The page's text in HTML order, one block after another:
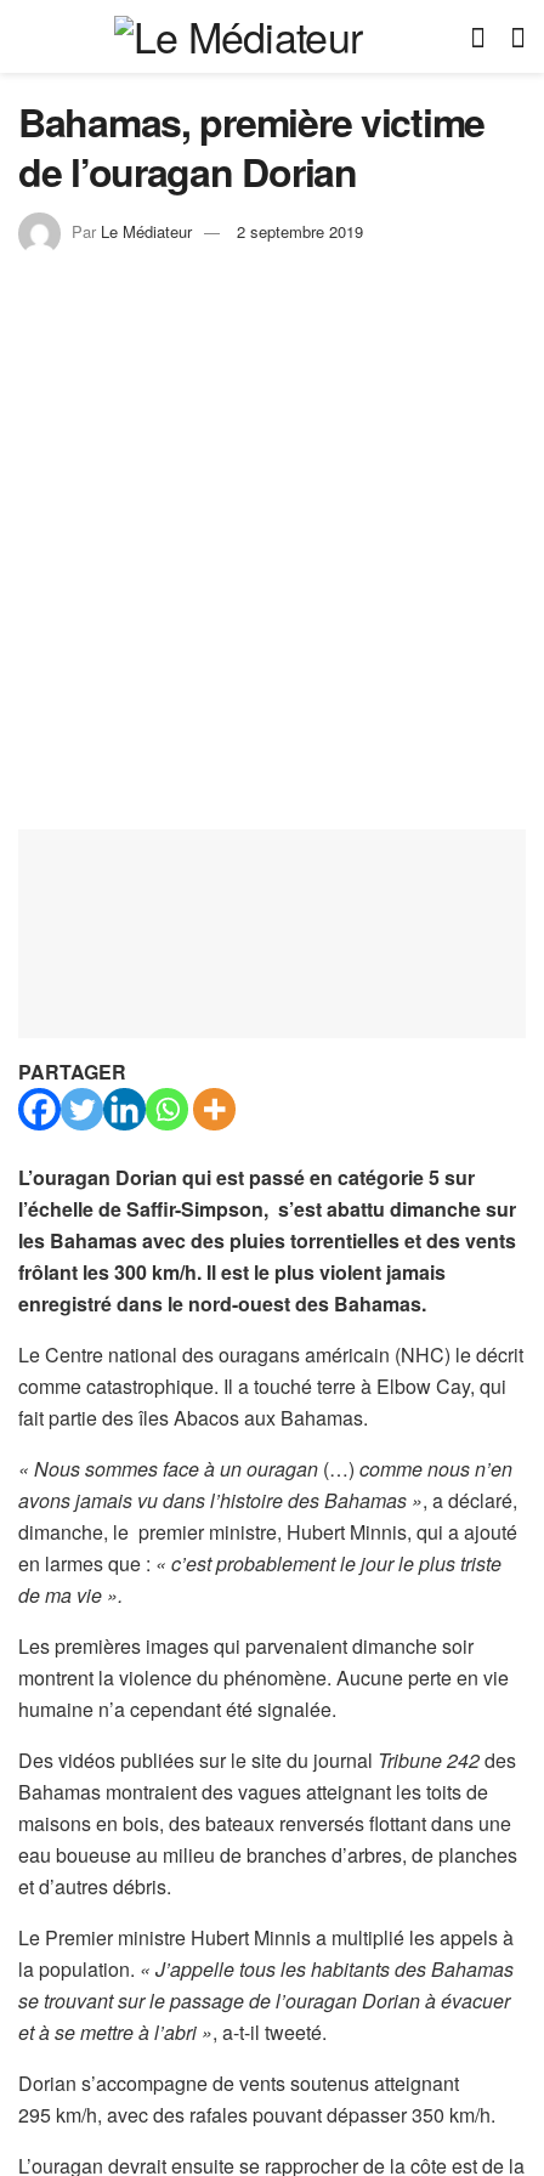
Bahamas, première victime
de l’ouragan Dorian
Par Le Médiateur 2 septembre 2019
PARTAGER
L’ouragan Dorian qui est passé en catégorie 5 sur
l’échelle de Saffir-Simpson, s’est abattu dimanche sur
les Bahamas avec des pluies torrentielles et des vents
frôlant les 300 km/h. Il est le plus violent jamais
enregistré dans le nord-ouest des Bahamas.
Le Centre national des ouragans américain (NHC) le décrit
comme catastrophique. Il a touché terre à Elbow Cay, qui
fait partie des îles Abacos aux Bahamas.
« Nous sommes face à un ouragan (…) comme nous n’en
avons jamais vu dans l’histoire des Bahamas », a déclaré,
dimanche, le premier ministre, Hubert Minnis, qui a ajouté
en larmes que : « c’est probablement le jour le plus triste
de ma vie ».
Les premières images qui parvenaient dimanche soir
montrent la violence du phénomène. Aucune perte en vie
humaine n’a cependant été signalée.
Des vidéos publiées sur le site du journal Tribune 242des
Bahamas montraient des vagues atteignant les toits de
maisons en bois, des bateaux renversés flottant dans une
eau boueuse au milieu de branches d’arbres, de planches
et d’autres débris.
Le Premier ministre Hubert Minnis a multiplié les appels à
la population. « J’appelle tous les habitants des Bahamas
se trouvant sur le passage de l’ouragan Dorian à évacuer
et à se mettre à l’abri », a-t-il tweeté.
Dorian s’accompagne de vents soutenus atteignant
295 km/h, avec des rafales pouvant dépasser 350 km/h.
L’ouragan devrait ensuite se rapprocher de la côte est de la